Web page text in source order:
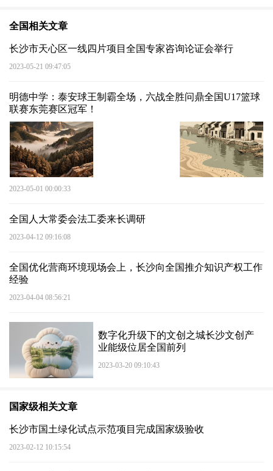
全国相关文章
长沙市天心区一线四片项目全国专家咨询论证会举行
2023-05-21 09:47:05
明德中学：泰安球王制霸全场，六战全胜问鼎全国U17篮球
联赛东莞赛区冠军！
2023-05-01 00:00:33
全国人大常委会法工委来长调研
2023-04-12 09:16:08
全国优化营商环境现场会上，长沙向全国推介知识产权工作
经验
2023-04-04 08:56:21
数字化升级下的文创之城长沙文创产
业能级位居全国前列
2023-03-20 09:10:43
国家级相关文章
长沙市国土绿化试点示范项目完成国家级验收
2023-02-12 10:15:54